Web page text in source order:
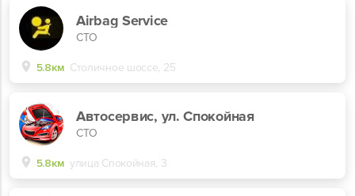
Airbag Service
СТО
5.8км Столичное шоссе, 25
Автосервис, ул. Спокойная
СТО
5.8км улица Спокойная, 3